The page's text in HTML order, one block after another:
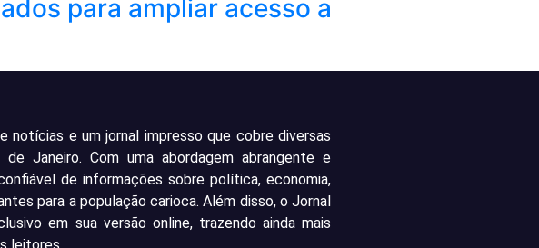
para ampliar acesso a
notícias e um jornal impresso que cobre diversas
Janeiro. Com uma abordagem abrangente e
de informações sobre política, economia,
para a população carioca. Além disso, o Jornal
em sua versão online, trazendo ainda mais